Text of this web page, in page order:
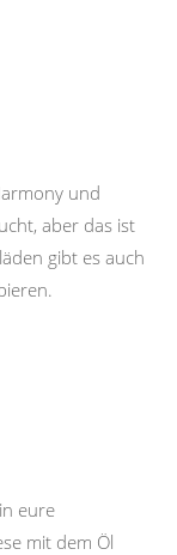
und
aber das ist
gibt es auch
eure
mit dem Öl